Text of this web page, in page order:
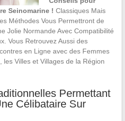
Seinomarine ! Classiques Mais
Méthodes Vous Permettront de
Jolie Normande Avec Compatibilité
Vous Retrouvez Aussi des
en Ligne avec des Femmes
les Villes et Villages de la Région
Permettant
Célibataire Sur